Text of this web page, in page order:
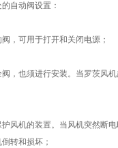
自动阀设置：
可用于打开和关闭电源；
也须进行安装。当罗茨风机
机的装置。当风机突然断电
转和损坏；